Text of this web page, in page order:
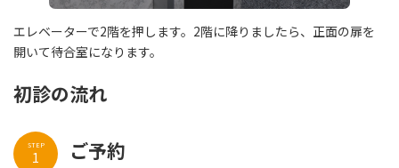
エレベーターで2階を押します。2階に降りましたら、正面の扉を
開いて待合室になります。
初診の流れ
ご予約
STEP
1